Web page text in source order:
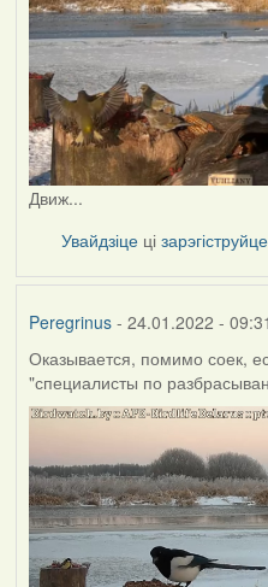
Движ...
Увайдзіце ці
Peregrinus- 24.01.2022 - 09:31
Оказывается, помимо соек,
"специалисты по